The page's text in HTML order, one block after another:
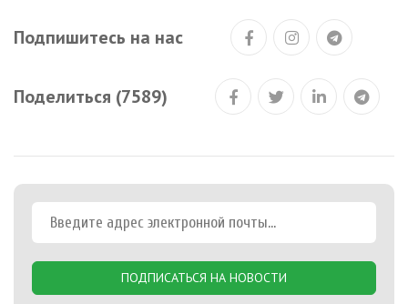
Подпишитесь на нас
Поделиться (7589)
ПОДПИСАТЬСЯ НА НОВОСТИ